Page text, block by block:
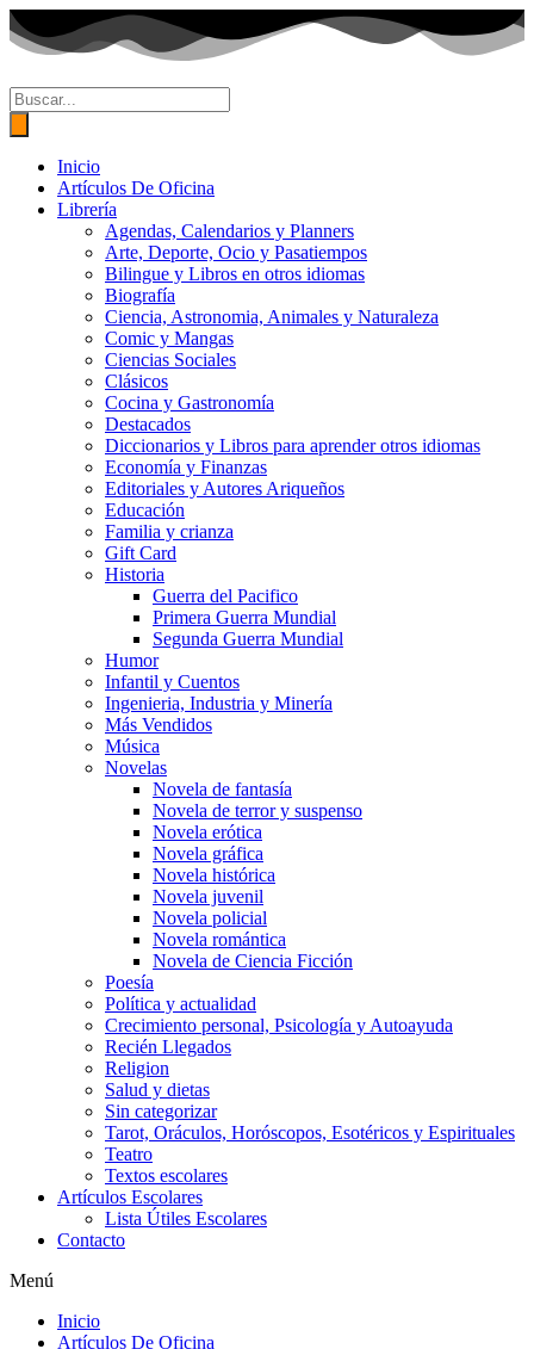
Ir
al
contenido
Búsqueda
de
productos
Inicio
Artículos De Oficina
Librería
Agendas, Calendarios y Planners
Arte, Deporte, Ocio y Pasatiempos
Bilingue y Libros en otros idiomas
Biografía
Ciencia, Astronomia, Animales y Naturaleza
Comic y Mangas
Ciencias Sociales
Clásicos
Cocina y Gastronomía
Destacados
Diccionarios y Libros para aprender otros idiomas
Economía y Finanzas
Editoriales y Autores Ariqueños
Educación
Familia y crianza
Gift Card
Historia
Guerra del Pacifico
Primera Guerra Mundial
Segunda Guerra Mundial
Humor
Infantil y Cuentos
Ingenieria, Industria y Minería
Más Vendidos
Música
Novelas
Novela de fantasía
Novela de terror y suspenso
Novela erótica
Novela gráfica
Novela histórica
Novela juvenil
Novela policial
Novela romántica
Novela de Ciencia Ficción
Poesía
Política y actualidad
Crecimiento personal, Psicología y Autoayuda
Recién Llegados
Religion
Salud y dietas
Sin categorizar
Tarot, Oráculos, Horóscopos, Esotéricos y Espirituales
Teatro
Textos escolares
Artículos Escolares
Lista Útiles Escolares
Contacto
Menú
Inicio
Artículos De Oficina